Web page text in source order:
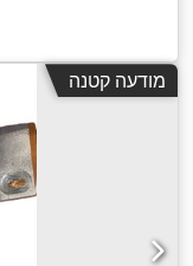
מודעה קטנה